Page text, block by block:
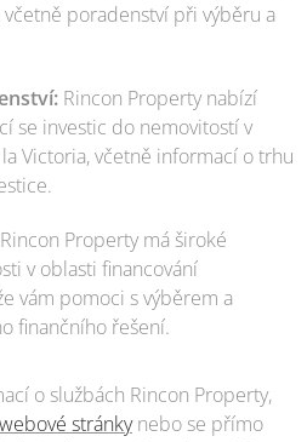
včetně poradenství při výběru a
Rincon Property nabízí
se investic do nemovitostí v
Victoria, včetně informací o trhu
Rincon Property má široké
v oblasti financování
vám pomoci s výběrem a
finančního řešení.
o službách Rincon Property,
webové stránkynebo se přímo